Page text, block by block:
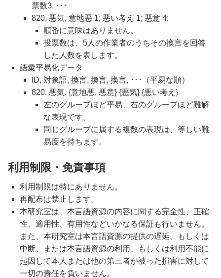
票数3, ･･･
820, 悪気, 意地悪 1; 悪い考え 1; 悪意 4;
順番に意味はありません。
投票数は、5人の作業者のうちその換言を回答
した人数を表します。
語彙平易化データ
ID, 対象語, 換言, 換言, 換言, ･･･（平易な順）
820, 悪気, {意地悪, 悪意} {悪気} {悪い考え}
左のグループほど平易、右のグループほど難解
な表現です。
同じグループに属する複数の表現は、等しい難
易度を持ちます。
利用制限・免責事項
利用制限は特にありません。
再配布は禁止します。
本研究室は、本言語資源の内容に関する完全性、正確
性、適用性、有用性などいかなる保証も行いません。
また、本研究室は本言語資源の提供の遅延、もしくは
中断、または本言語資源の利用、もしくは利用不能に
起因して本人または他の第三者が被った損害に対して
一切の責任を負いません。